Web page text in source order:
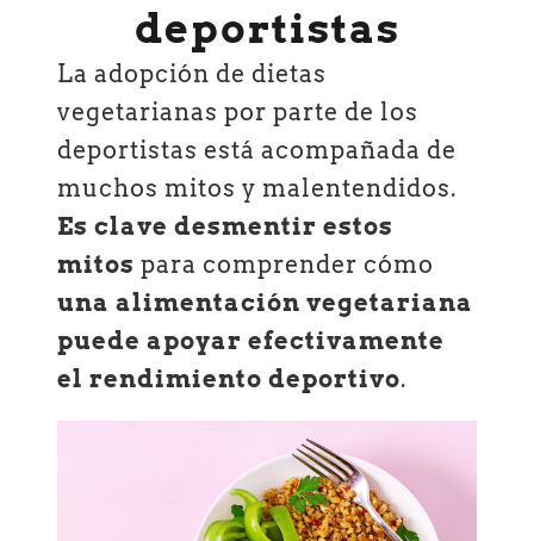
deportistas
La adopción de dietas
vegetarianas por parte de los
deportistas está acompañada de
muchos mitos y malentendidos.
Es clave desmentir estos
mitos para comprender cómo
una alimentación vegetariana
puede apoyar efectivamente
el rendimiento deportivo.